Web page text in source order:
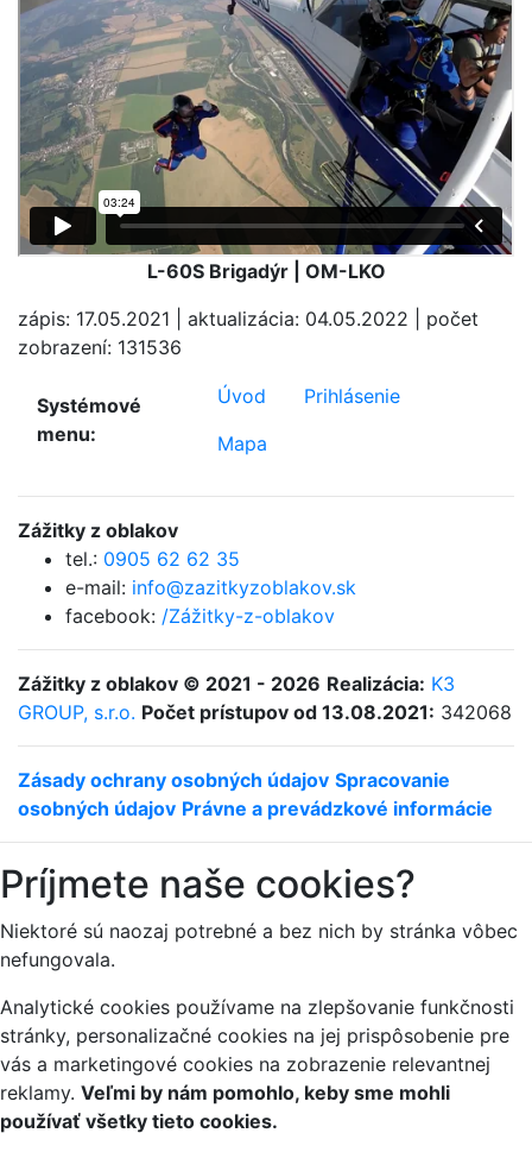
L-60S Brigadýr | OM-LKO
zápis: 17.05.2021 | aktualizácia: 04.05.2022 | počet
zobrazení: 131536
Systémové
menu:
Úvod
Prihlásenie
Mapa
Zážitky z oblakov
tel.: 0905 62 62 35
e-mail: info@zazitkyzoblakov.sk
facebook: /Zážitky-z-oblakov
Zážitky z oblakov © 2021 - 2026 Realizácia: K3
GROUP, s.r.o. Počet prístupov od 13.08.2021: 342068
Zásady ochrany osobných údajov Spracovanie
osobných údajov Právne a prevádzkové informácie
Príjmete naše cookies?
Niektoré sú naozaj potrebné a bez nich by stránka vôbec
nefungovala.
Analytické cookies používame na zlepšovanie funkčnosti
stránky, personalizačné cookies na jej prispôsobenie pre
vás a marketingové cookies na zobrazenie relevantnej
reklamy. Veľmi by nám pomohlo, keby sme mohli
používať všetky tieto cookies.